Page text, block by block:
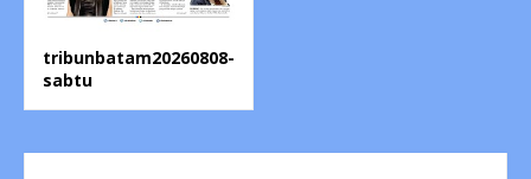
tribunbatam20260808-
sabtu